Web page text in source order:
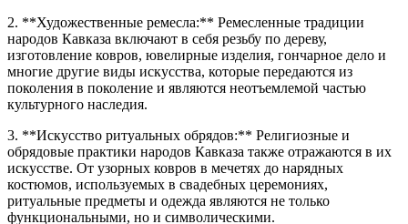
2. **Художественные ремесла:** Ремесленные традиции
народов Кавказа включают в себя резьбу по дереву,
изготовление ковров, ювелирные изделия, гончарное дело и
многие другие виды искусства, которые передаются из
поколения в поколение и являются неотъемлемой частью
культурного наследия.
3. **Искусство ритуальных обрядов:** Религиозные и
обрядовые практики народов Кавказа также отражаются в их
искусстве. От узорных ковров в мечетях до нарядных
костюмов, используемых в свадебных церемониях,
ритуальные предметы и одежда являются не только
функциональными, но и символическими.